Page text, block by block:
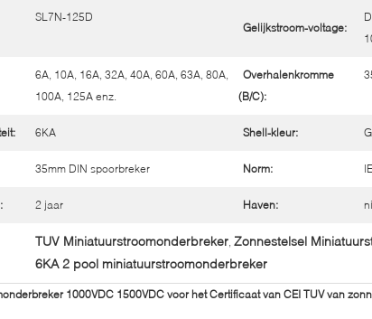
SL7N-125D
Gelijkstroom-voltage:
6A, 10A, 16A, 32A, 40A, 60A, 63A, 80A,
100A, 125A enz.
Overhalenkromme
(B/C):
6KA Shell-kleur:
35mm DIN spoorbreker Norm:
2 jaar Haven:
TUV Miniatuurstroomonderbreker, Zonnestelsel
6KA 2 pool miniatuurstroomonderbreker
1000VDC 1500VDC voor het Certificaat van CEI TUV van